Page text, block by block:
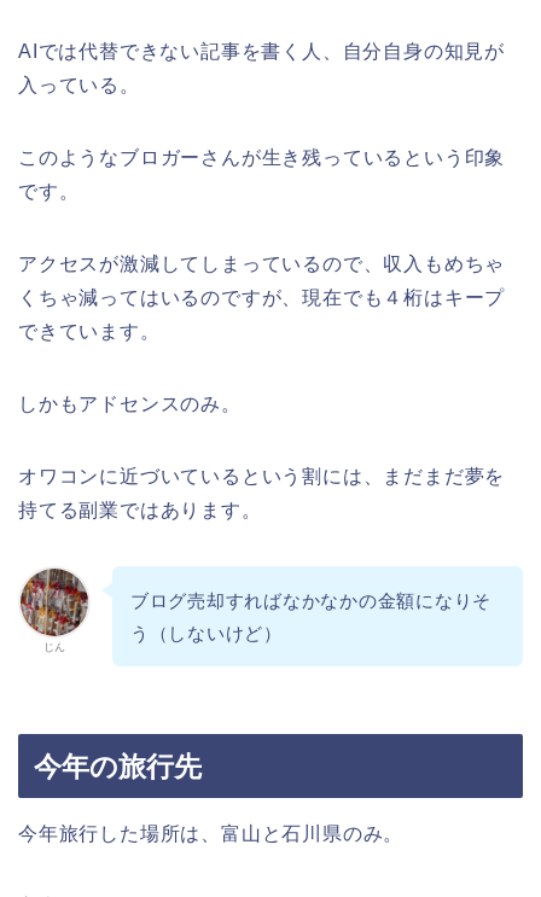
AIでは代替できない記事を書く人、自分自身の知見が
入っている。
このようなブロガーさんが生き残っているという印象
です。
アクセスが激減してしまっているので、収入もめちゃ
くちゃ減ってはいるのですが、現在でも４桁はキープ
できています。
しかもアドセンスのみ。
オワコンに近づいているという割には、まだまだ夢を
持てる副業ではあります。
じん
ブログ売却すればなかなかの金額になりそ
う（しないけど）
今年の旅行先
今年旅行した場所は、富山と石川県のみ。